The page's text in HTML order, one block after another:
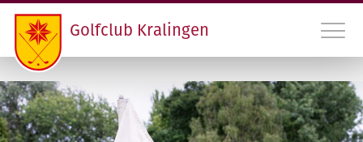
Golfclub Kralingen
010 45 22 475